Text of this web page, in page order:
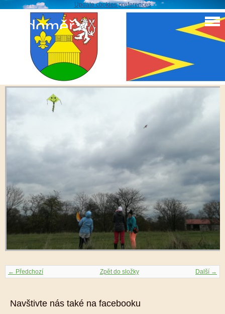
Update cookies preferences
Sudoměř
Drakiáda 2017
IMG_20171028_155502_resized_20171030_093231860
← Předchozí Další →
Zpět do složky
Navštivte nás také na facebooku